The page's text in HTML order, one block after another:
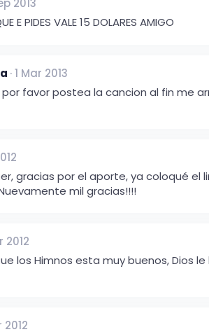
E PIDES VALE 15 DOLARES AMIGO
1 Mar 2013
por favor postea la cancion al fin me
gracias por el aporte, ya coloqué
mil gracias!!!!
2012
los Himnos esta muy buenos, Dios
2012